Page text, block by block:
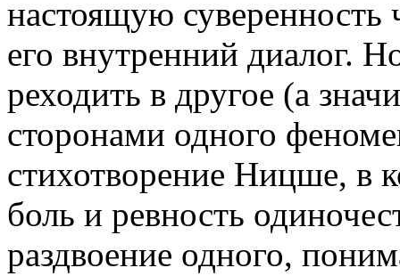
настоящую суверенность
его внутренний диалог.
реходить в другое (а
сторонами одного
стихотворение Ницше, в
боль и ревность
раздвоение одного,